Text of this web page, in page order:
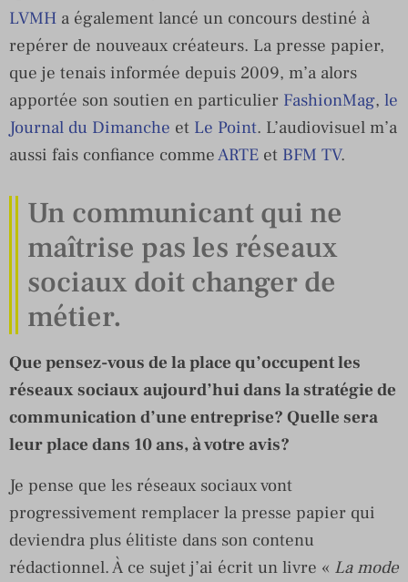
LVMH a également lancé un concours destiné à
repérer de nouveaux créateurs. La presse papier,
que je tenais informée depuis 2009, m’a alors
apportée son soutien en particulier FashionMag, le
Journal du Dimanche et Le Point. L’audiovisuel m’a
aussi fais confiance commeARTE et BFM TV.
Un communicant qui ne
maîtrise pas les réseaux
sociaux doit changer de
métier.
Que pensez-vous de la place qu’occupent les
réseaux sociaux aujourd’hui dans la stratégie de
communication d’une entreprise? Quelle sera
leur place dans 10 ans, à votre avis?
Je pense que les réseaux sociaux vont
progressivement remplacer la presse papier qui
deviendra plus élitiste dans son contenu
rédactionnel. À ce sujet j’ai écrit un livre « La mode